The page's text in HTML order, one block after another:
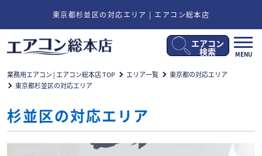
東京都杉並区の対応エリア | エアコン総本店
メ
ニ
MENU
エアコン
検索
業務用エアコン | エアコン総本店 TOP エリア一覧
東京都の対応エリア
東京都杉並区の対応エリア
杉並区の対応エリア